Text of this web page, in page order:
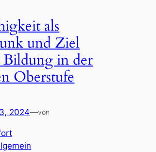
als
und Ziel
Bildung in der
Oberstufe
2024—von